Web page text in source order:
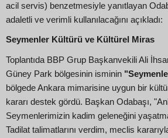
acil servis) benzetmesiyle yanıtlayan
adaletli ve verimli kullanılacağını açıkladı:
Seymenler Kültürü ve Kültürel Miras
Toplantıda BBP Grup Başkanvekili Ali
Güney Park bölgesinin isminin
bölgede Ankara mimarisine uygun bir
kararı destek gördü. Başkan Odabaşı,
Seymenlerimizin kadim geleneğini
Tadilat talimatlarını verdim, meclis